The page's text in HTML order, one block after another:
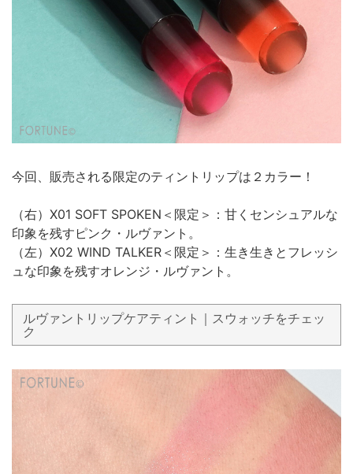
今回、販売される限定のティントリップは２カラー！
（右）X01 SOFT SPOKEN＜限定＞：甘くセンシュアルな
印象を残すピンク・ルヴァント。
（左）X02 WIND TALKER＜限定＞：生き生きとフレッシ
ュな印象を残すオレンジ・ルヴァント。
ルヴァントリップケアティント｜スウォッチをチェッ
ク